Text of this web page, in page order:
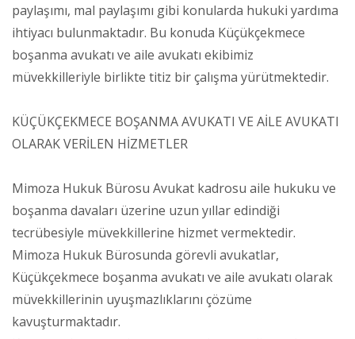
paylaşımı, mal paylaşımı gibi konularda hukuki yardıma
ihtiyacı bulunmaktadır. Bu konuda Küçükçekmece
boşanma avukatı ve aile avukatı ekibimiz
müvekkilleriyle birlikte titiz bir çalışma yürütmektedir.
KÜÇÜKÇEKMECE BOŞANMA AVUKATI VE AİLE AVUKATI
OLARAK VERİLEN HİZMETLER
Mimoza Hukuk Bürosu Avukat kadrosu aile hukuku ve
boşanma davaları üzerine uzun yıllar edindiği
tecrübesiyle müvekkillerine hizmet vermektedir.
Mimoza Hukuk Bürosunda görevli avukatlar,
Küçükçekmece boşanma avukatı ve aile avukatı olarak
müvekkillerinin uyuşmazlıklarını çözüme
kavuşturmaktadır.